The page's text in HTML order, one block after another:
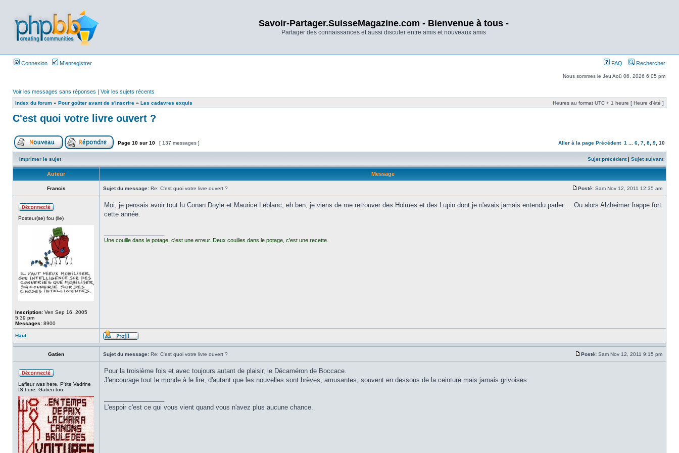
Savoir-Partager.SuisseMagazine.com - Bienvenue à tous -
Partager des connaissances et aussi discuter entre amis et nouveaux amis
Connexion M’enregistrer FAQ Rechercher
Nous sommes le Jeu Aoû 06, 2026 6:05 pm
Voir les messages sans réponses | Voir les sujets récents
Index du forum » Pour goûter avant de s'inscrire » Les cadavres exquis Heures au format UTC + 1 heure [ Heure d’été ]
C'est quoi votre livre ouvert ?
Page 10 sur 10 [ 137 messages ] Aller à la page Précédent 1 6 7 8 9 10
Imprimer le sujet Sujet précédent| Sujet suivant
Auteur Message
Francis Sujet du message: Re: C'est quoi votre livre ouvert ? Posté: Sam Nov 12, 2011 12:35 am
Posteur(se) fou (lle)
Inscription: Ven Sep 16, 2005
5:39 pm
Messages: 8900
Moi, je pensais avoir tout lu Conan Doyle et Maurice Leblanc, eh ben, je viens de me retrouver des Holmes et des Lupin dont je n'avais jamais entendu parler ... Ou alors Alzheimer frappe fort
cette année.
Une couille dans le potage, c'est une erreur. Deux couilles dans le potage, c'est une recette.
Haut
Gatien Sujet du message: Re: C'est quoi votre livre ouvert ? Posté: Sam Nov 12, 2011 9:15 pm
Lafleur was here. P'tite Vadrine
IS here. Gatien too.
Pour la troisième fois et avec toujours autant de plaisir, le Décaméron de Boccace.
J'encourage tout le monde à le lire, d'autant que les nouvelles sont brèves, amusantes, souvent en dessous de la ceinture mais jamais grivoises.
L'espoir c'est ce qui vous vient quand vous n'avez plus aucune chance.